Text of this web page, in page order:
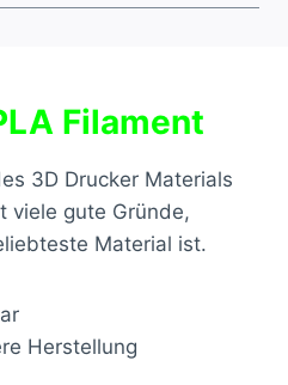
Filament
3D Drucker Materials
viele gute Gründe,
Material ist.
Herstellung